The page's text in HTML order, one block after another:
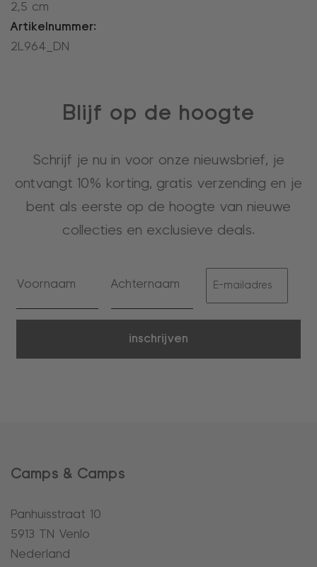
2,5 cm
Artikelnummer:
2L964_DN
Blijf op de hoogte
Schrijf je nu in voor onze nieuwsbrief, je
ontvangt 10% korting, gratis verzending en je
bent als eerste op de hoogte van nieuwe
collecties en exclusieve deals.
inschrijven
Camps & Camps
Panhuisstraat 10
5913 TN Venlo
Nederland